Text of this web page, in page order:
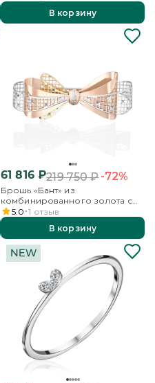
В корзину
61 816₽219 750₽-72%
Брошь «Бант» из
комбинированного золота с
фианитами
5.0 1 отзыв
В корзину